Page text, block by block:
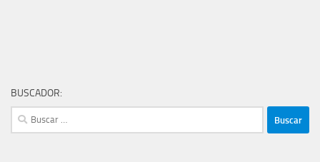
BUSCADOR:
Buscar: